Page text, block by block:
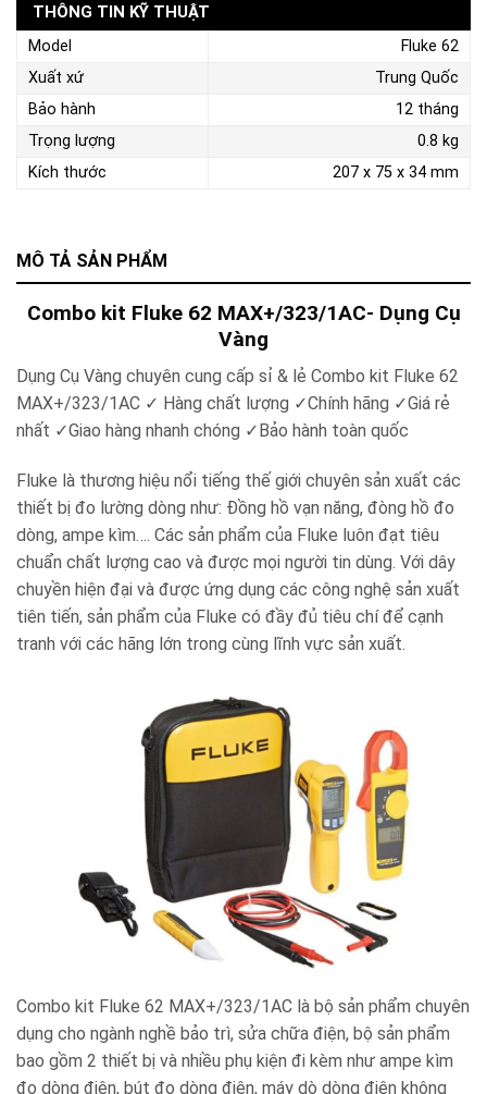
MÔ TẢ SẢN PHẨM
Combo kit Fluke 62 MAX+/323/1AC- Dụng Cụ
Vàng
Dụng Cụ Vàng chuyên cung cấp sỉ & lẻ Combo kit Fluke 62
MAX+/323/1AC ✓ Hàng chất lượng ✓Chính hãng ✓Giá rẻ
nhất ✓Giao hàng nhanh chóng ✓Bảo hành toàn quốc
Fluke là thương hiệu nổi tiếng thế giới chuyên sản xuất các
thiết bị đo lường dòng như: Đồng hồ vạn năng, đòng hồ đo
dòng, ampe kìm…. Các sản phẩm của Fluke luôn đạt tiêu
chuẩn chất lượng cao và được mọi người tin dùng. Với dây
chuyền hiện đại và được ứng dụng các công nghệ sản xuất
tiên tiến, sản phẩm của Fluke có đầy đủ tiêu chí để cạnh
tranh với các hãng lớn trong cùng lĩnh vực sản xuất.
Combo kit Fluke 62 MAX+/323/1AC là bộ sản phẩm chuyên
dụng cho ngành nghề bảo trì, sửa chữa điện, bộ sản phẩm
bao gồm 2 thiết bị và nhiều phụ kiện đi kèm như ampe kìm
đo dòng điện, bút đo dòng điện, máy dò dòng điện không
THÔNG TIN KỸ THUẬT
Model
Fluke 62
Xuất xứ
Trung Quốc
Bảo hành
12 tháng
Trọng lượng
0.8 kg
Kích thước
207 x 75 x 34 mm